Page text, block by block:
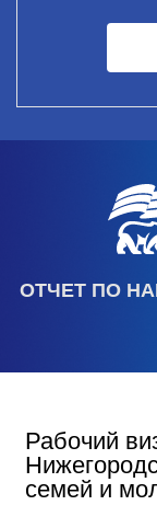
ОТЧЕТ ПО
Рабочий
семей и